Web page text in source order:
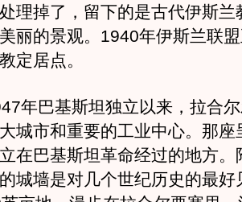
理掉了，留下的是古代伊斯兰
丽的景观。1940年伊斯兰联
定居点。
巴基斯坦独立以来，拉合尔
城市和重要的工业中心。那座
在巴基斯坦革命经过的地方。
城墙是对几个世纪历史的最好